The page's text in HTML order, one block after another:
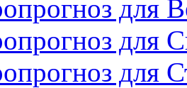
для
для
для